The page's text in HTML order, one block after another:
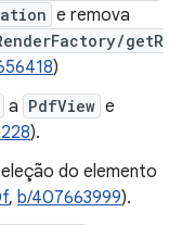
e remova
getR
)
a PdfView e
).
do elemento
, b/407663999).